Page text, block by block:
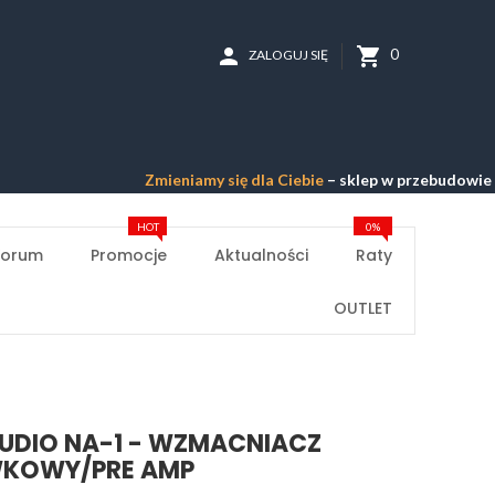
shopping_cart 0
person ZALOGUJ SIĘ
Zmieniamy się dla Ciebie– sklep w przebudowie –
Promocje
HOT
Aktualności Raty
0%
OUTLET
NA-1 - WZMACNIACZ
PRE AMP